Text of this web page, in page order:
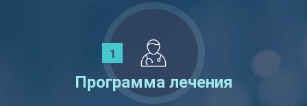
Программа лечения